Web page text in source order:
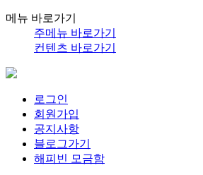
메뉴 바로가기
주메뉴 바로가기
컨텐츠 바로가기
로그인
회원가입
공지사항
블로그가기
해피빈 모금함